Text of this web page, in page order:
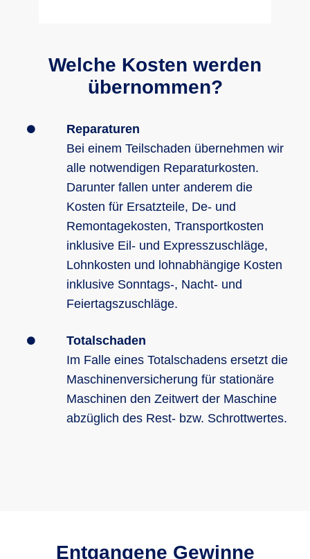
Welche Kosten werden
übernommen?
Reparaturen
Bei einem Teilschaden übernehmen wir
alle notwendigen Reparaturkosten.
Darunter fallen unter anderem die
Kosten für Ersatzteile, De- und
Remontagekosten, Transportkosten
inklusive Eil- und Expresszuschläge,
Lohnkosten und lohnabhängige Kosten
inklusive Sonntags-, Nacht- und
Feiertagszuschläge.
Totalschaden
Im Falle eines Totalschadens ersetzt die
Maschinenversicherung für stationäre
Maschinen den Zeitwert der Maschine
abzüglich des Rest- bzw. Schrottwertes.
Entgangene Gewinne